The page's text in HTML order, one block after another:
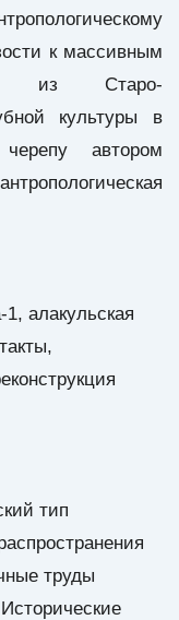
к массивным
из Старо-
культуры в
автором
алакульская
тип
труды